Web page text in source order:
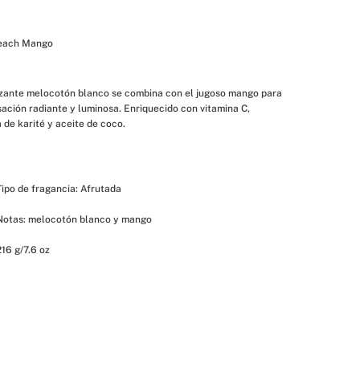
Mango
melocotón blanco se combina con el jugoso mango para
radiante y luminosa. Enriquecido con vitamina C,
de karité y aceite de coco.
de fragancia: Afrutada
melocotón blanco y mango
g/7.6 oz